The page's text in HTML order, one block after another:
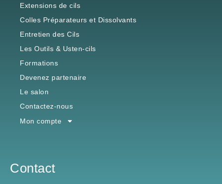
Colles Préparateurs et Dissolvants
Entretien des Cils
Les Outils & Usten-cils
Formations
Devenez partenaire
Le salon
Contactez-nous
Mon compte